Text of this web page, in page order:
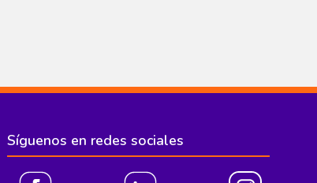
Síguenos en redes sociales